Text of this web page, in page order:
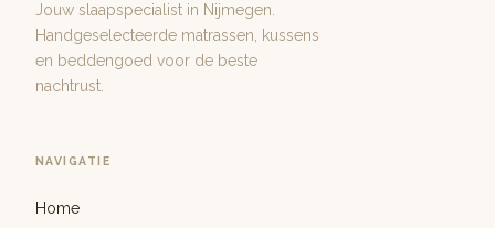
Jouw slaapspecialist in Nijmegen.
Handgeselecteerde matrassen, kussens
en beddengoed voor de beste
nachtrust.
NAVIGATIE
Home